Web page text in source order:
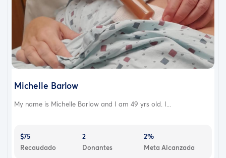
Michelle Barlow
My name is Michelle Barlow and I am 49 yrs old. I...
$75
Recaudado
2
Donantes
2%
Meta Alcanzada